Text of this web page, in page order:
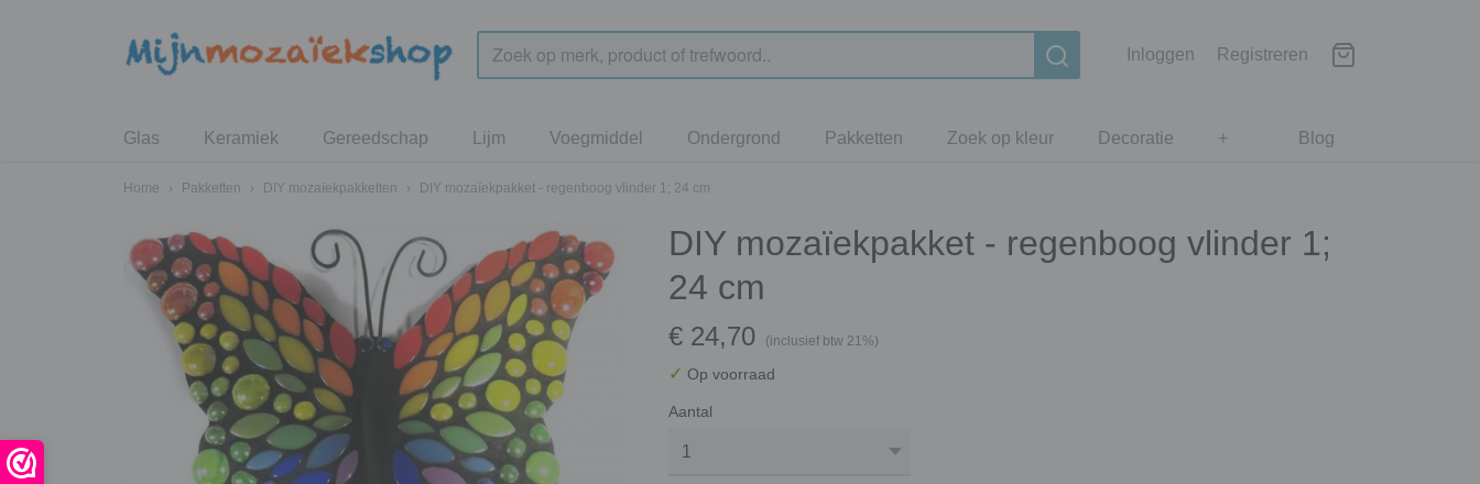
Inloggen Registreren
Blog
Glas Keramiek Gereedschap Lijm Voegmiddel Ondergrond Pakketten Zoek op kleur Decoratie +
Home › Pakketten › DIY mozaïekpakketten › DIY mozaïekpakket - regenboog vlinder 1; 24 cm
DIY mozaïekpakket - regenboog vlinder 1;
24 cm
€ 24,70 (inclusief btw 21%)
✓ Op voorraad
Aantal